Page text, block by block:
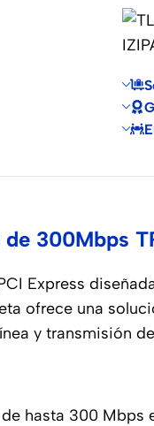
300Mbps
Express
ofrece una
y transmisión
hasta 300